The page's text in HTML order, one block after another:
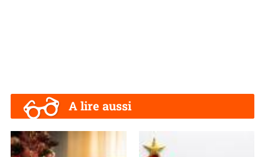
A lire aussi